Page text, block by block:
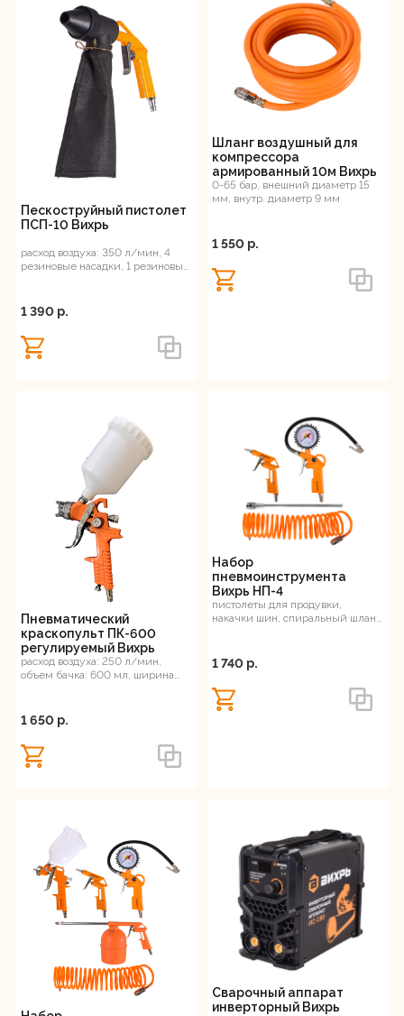
Пескоструйный пистолет
ПСП-10 Вихрь
расход воздуха: 350 л/мин, 4
резиновые насадки, 1 резиновый
1 390 p.
Шланг воздушный для
компрессора
армированный 10м Вихрь
0-65 бар, внешний диаметр 15
мм, внутр. диаметр 9 мм
1 550 p.
Пневматический
краскопульт ПК-600
регулируемый Вихрь
расход воздуха: 250 л/мин,
объем бачка: 600 мл, ширина
1 650 p.
Набор
пневмоинструмента
Вихрь НП-4
пистолеты для продувки,
накачки шин, спиральный шланг,
1 740 p.
Сварочный аппарат
инверторный Вихрь